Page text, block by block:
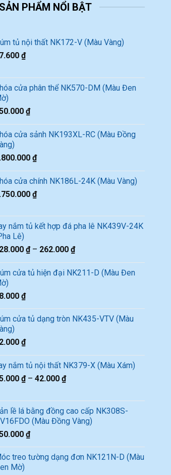
SẢN PHẨM NỔI BẬT
tủ nội thất NK172-V (Màu Vàng)
₫
cửa phân thể NK570-DM (Màu Đen
₫
cửa sảnh NK193XL-RC (Màu Đồng
₫
cửa chính NK186L-24K (Màu Vàng)
₫
nắm tủ kết hợp đá pha lê NK439V-24K
Lê)
₫– 262.000₫
cửa tủ hiện đại NK211-D (Màu Đen
₫
cửa tủ dạng tròn NK435-VTV (Màu
₫
nắm tủ nội thất NK379-X (Màu Xám)
₫–42.000₫
lề lá bằng đồng cao cấp NK308S-
(Màu Đồng Vàng)
₫
treo tường dạng đơn NK121N-D (Màu
Mờ)